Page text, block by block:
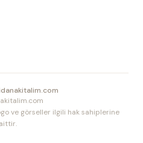
ve görseller ilgili hak sahiplerine
aittir.